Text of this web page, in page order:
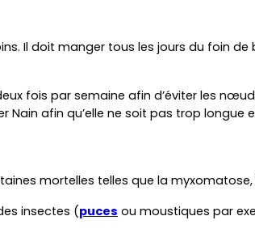
Il doit manger tous les jours du foin
fois par semaine afin d’éviter les
afin qu’elle ne soit pas trop longue
mortelles telles que la myxomatose,
insectes (puces ou moustiques par